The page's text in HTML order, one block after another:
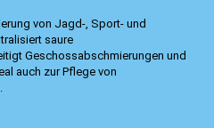
von Jagd-, Sport- und
saure
Geschossabschmierungen und
auch zur Pflege von